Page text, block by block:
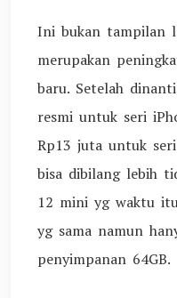
Ini bukan tampilan
merupakan
baru. Setelah
resmi untuk seri
Rp13 juta untuk
bisa dibilang lebih
12 mini yg waktu
yg sama namun
penyimpanan 64GB.